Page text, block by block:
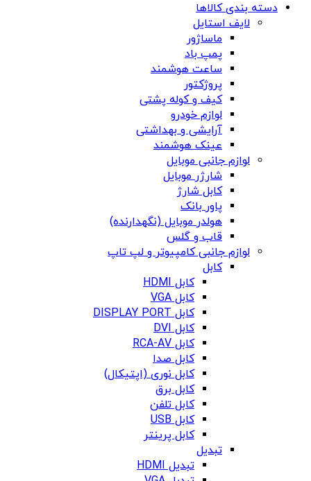
دسته بندی کالاها
لایف استایل
ماساژور
پمپ باد
ساعت هوشمند
پروژکتور
کیف و کوله پشتی
لوازم خودرو
آرایشی و بهداشتی
عینک هوشمند
لوازم جانبی موبایل
شارژر موبایل
کابل شارژ
پاور بانک
هولدر موبایل (نگهدارنده)
قاب و گلس
لوازم جانبی کامپیوتر و لپ تاپ
کابل
کابل HDMI
کابل VGA
کابل DISPLAY PORT
کابل DVI
کابل RCA-AV
کابل صدا
کابل نوری (اپتیکال)
کابل برق
کابل تلفن
کابل USB
کابل پرینتر
تبدیل
تبدیل HDMI